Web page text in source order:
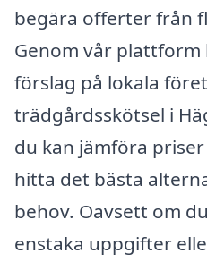
begära offerter från
Genom vår plattform
förslag på lokala
trädgårdsskötsel i
du kan jämföra
hitta det bästa
behov. Oavsett om
enstaka uppgifter